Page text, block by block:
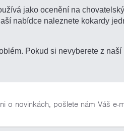
jako ocenění na
nabídce naleznete kokardy
Pokud si nevyberete z
o novinkách, pošlete nám Váš e-